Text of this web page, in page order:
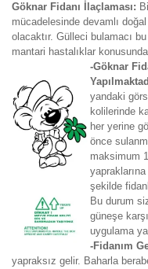
Göknar Fidanı İlaçlaması:
mücadelesinde devamlı
olacaktır. Gülleci bulamacı
mantari hastalıklar
-Göknar
yandaki
kolilerinde
her yerine
önce
maksimum
şekilde
Bu durum
güneşe
uygulama
-Fidanım
yapraksız gelir. Baharla